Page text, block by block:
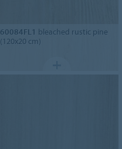
60084FL1 bleached rustic pine
(120x20 cm)